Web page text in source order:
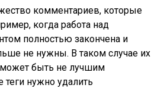
комментариев, которые
когда работа над
полностью закончена и
не нужны. В таком случае их
быть не лучшим
теги нужно удалить